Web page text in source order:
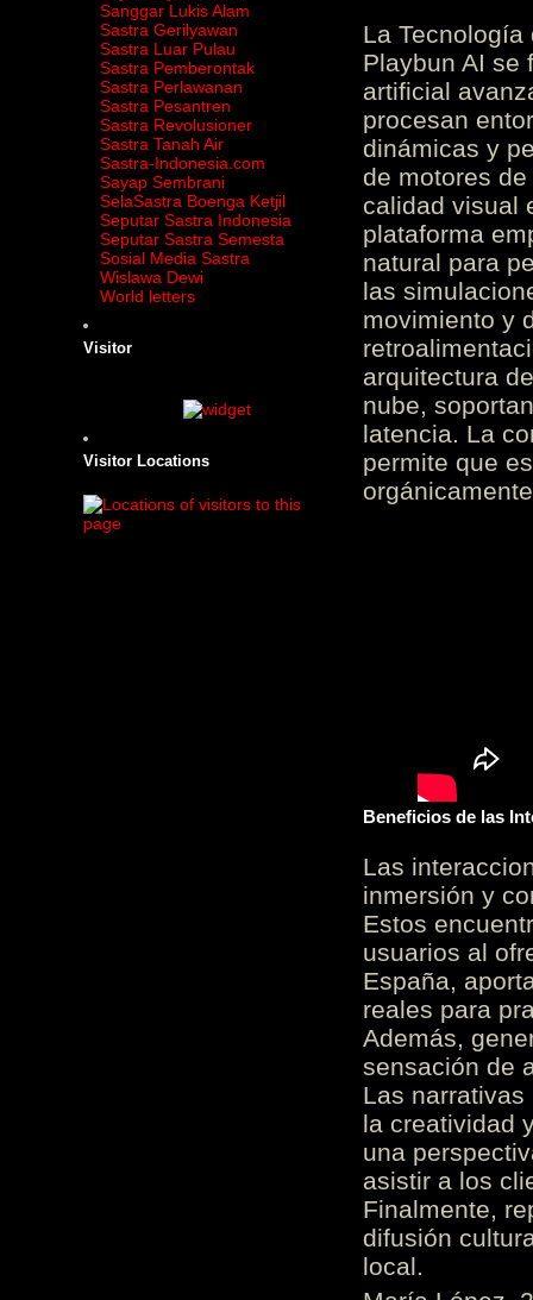
Sanggar Lukis Alam
Sastra Gerilyawan
Sastra Luar Pulau
Sastra Pemberontak
Sastra Perlawanan
Sastra Pesantren
Sastra Revolusioner
Sastra Tanah Air
Sastra-Indonesia.com
Sayap Sembrani
SelaSastra Boenga Ketjil
Seputar Sastra Indonesia
Seputar Sastra Semesta
Sosial Media Sastra
Wislawa Dewi
World letters
Visitor
Visitor Locations
La
Playbun AI se
artificial
procesan
dinámicas y
de motores
calidad visual
plataforma
natural para
las
movimiento y
arquitectura
nube,
latencia. La
permite que
Beneficios de las
Las
inmersión y
Estos
usuarios al
España,
reales para
Además,
sensación de
Las
la creatividad
una
asistir a los
Finalmente,
difusión
local.